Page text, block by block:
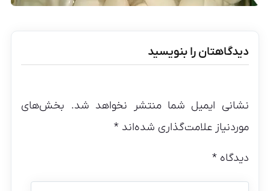
دیدگاهتان را بنویسید
نشانی ایمیل شما منتشر نخواهد شد. بخش‌های
موردنیاز علامت‌گذاری شده‌اند*
دیدگاه*